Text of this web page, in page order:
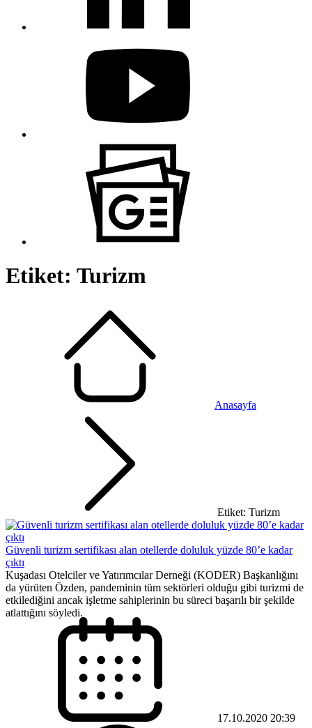
Etiket: Turizm
Anasayfa
Etiket: Turizm
Güvenli turizm sertifikası alan otellerde doluluk yüzde 80’e kadar
çıktı
Kuşadası Otelciler ve Yatırımcılar Derneği (KODER) Başkanlığını
da yürüten Özden, pandeminin tüm sektörleri olduğu gibi turizmi de
etkilediğini ancak işletme sahiplerinin bu süreci başarılı bir şekilde
atlattığını söyledi.
17.10.2020 20:39